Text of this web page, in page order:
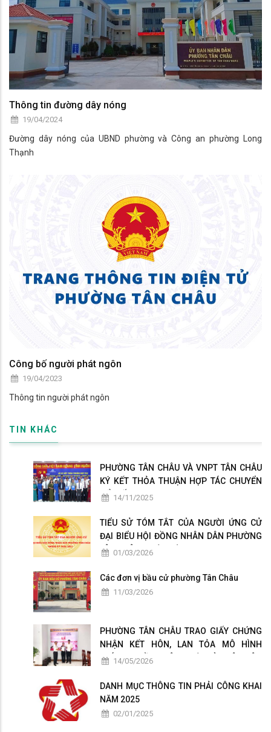
Thông tin đường dây nóng
19/04/2024
Đường dây nóng của UBND phường và Công an phường Long
Thạnh
Công bố người phát ngôn
19/04/2023
Thông tin người phát ngôn
TIN KHÁC
PHƯỜNG TÂN CHÂU VÀ VNPT TÂN CHÂU
KÝ KẾT THỎA THUẬN HỢP TÁC CHUYỂN
ĐỔI SỐ14/11/2025
TIỂU SỬ TÓM TẮT CỦA NGƯỜI ỨNG CỬ
ĐẠI BIỂU HỘI ĐỒNG NHÂN DÂN PHƯỜNG
TÂN CHÂU NHIỆM KỲ 2026-2031
01/03/2026
Các đơn vị bầu cử phường Tân Châu
11/03/2026
PHƯỜNG TÂN CHÂU TRAO GIẤY CHỨNG
NHẬN KẾT HÔN, LAN TỎA MÔ HÌNH
CHÍNH QUYỀN THÂN THIỆN VÌ NHÂN DÂN
14/05/2026
DANH MỤC THÔNG TIN PHẢI CÔNG KHAI
NĂM 2025
02/01/2025